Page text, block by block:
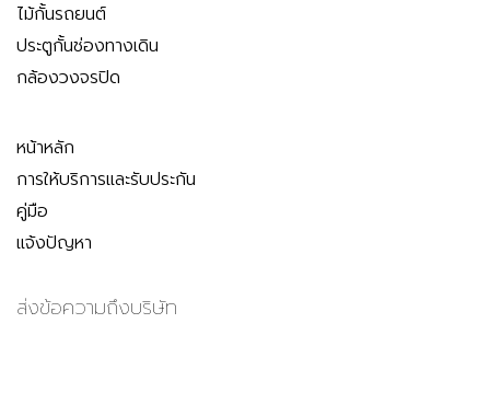
ไม้กั้นรถยนต์
ประตูกั้นช่องทางเดิน
กล้องวงจรปิด
หน้าหลัก
การให้บริการและรับประกัน
คู่มือ
แจ้งปัญหา
ส่งข้อความถึงบริษัท